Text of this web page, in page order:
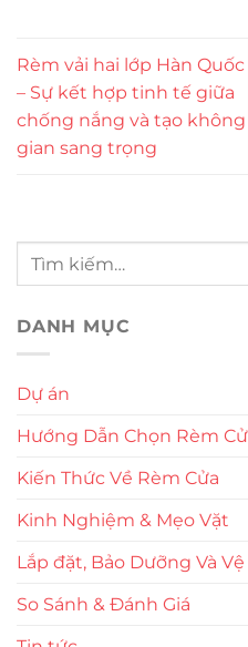
Rèm vải hai lớp Hàn Quốc
– Sự kết hợp tinh tế giữa
chống nắng và tạo không
gian sang trọng
DANH MỤC
Dự án
Hướng Dẫn Chọn Rèm
Kiến Thức Về Rèm Cửa
Kinh Nghiệm & Mẹo Vặt
Lắp đặt, Bảo Dưỡng Và
So Sánh & Đánh Giá